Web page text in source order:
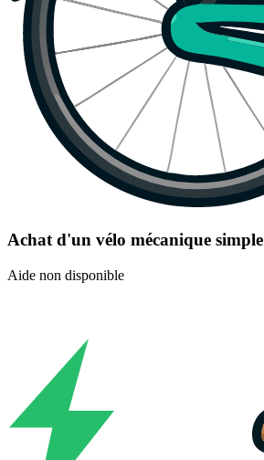
Achat d'un vélo mécanique simple
Aide non disponible